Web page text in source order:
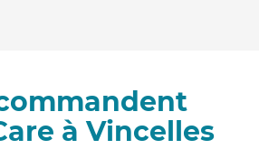
à Vincelles